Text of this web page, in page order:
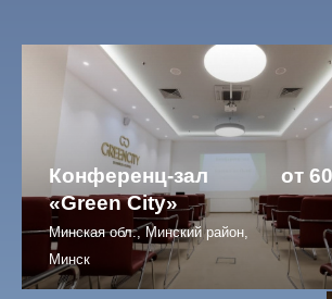
Конференц-зал
«Green City»
Минская обл., Минский район,
Минск
от